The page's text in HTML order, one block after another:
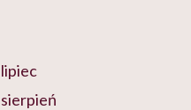
lipiec
sierpień